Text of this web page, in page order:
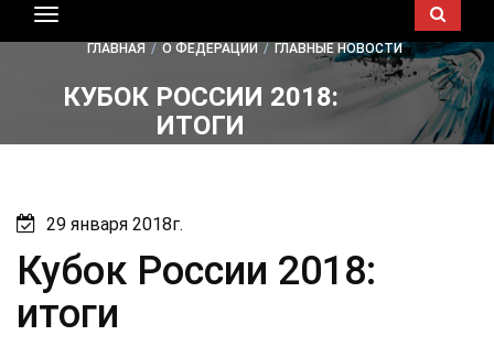
Показать/
скрытьГЛАВНАЯ / О ФЕДЕРАЦИИ / ГЛАВНЫЕ НОВОСТИ
КУБОК РОССИИ 2018:
ИТОГИ
29 января 2018г.
Кубок России 2018:
итоги